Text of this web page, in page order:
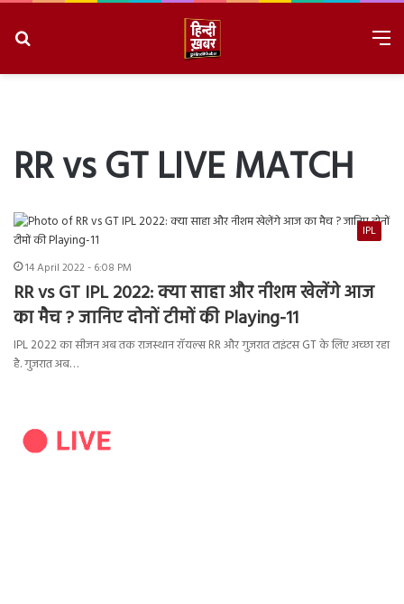
RR vs GT LIVE MATCH
IPL
14 April 2022 - 6:08 PM
RR vs GT IPL 2022: क्या साहा और नीशम खेलेंगे आज
का मैच ? जानिए दोनों टीमों की Playing-11
IPL 2022 का सीजन अब तक राजस्थान रॉयल्स RR और गुजरात टाइंटस GT के लिए अच्छा रहा
है. गुजरात अब…